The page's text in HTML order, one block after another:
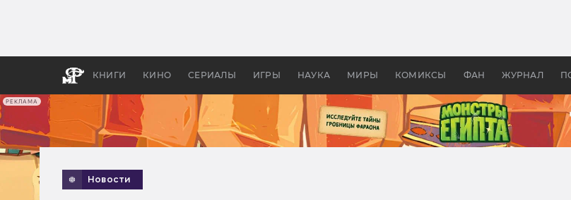
РЕКЛАМА
КНИГИ КИНО СЕРИАЛЫ ИГРЫ НАУКА МИРЫ КОМИКСЫ ФАН ЖУРНАЛ
бы «Властелина колец»
Древней
Новости